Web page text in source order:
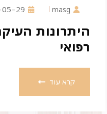
masg
05-29
היתרונות
רפואי
קרא עוד